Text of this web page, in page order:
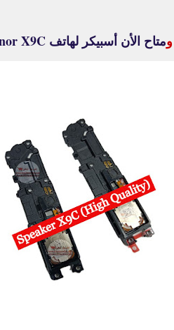
ومتاح الأن أسبيكر لهاتف Honor X9C .